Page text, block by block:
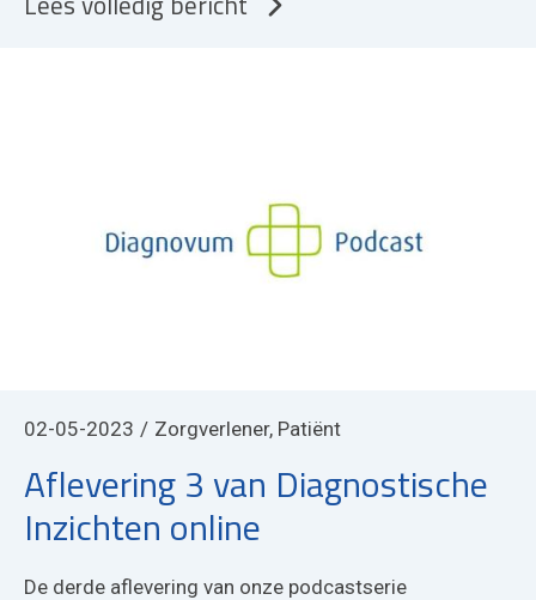
02-05-2023 Zorgverlener, Patiënt
Aflevering 3 van Diagnostische
Inzichten online
De derde aflevering van onze podcastserie